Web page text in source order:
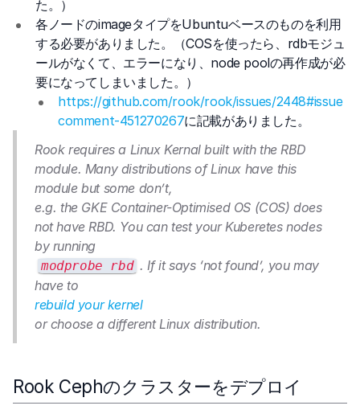
た。）
各ノードのimageタイプをUbuntuベースのものを利用
する必要がありました。（COSを使ったら、rdbモジュ
ールがなくて、エラーになり、node poolの再作成が必
要になってしまいました。）
https://github.com/rook/rook/issues/2448#issue
comment-451270267に記載がありました。
Rook requires a Linux Kernal built with the RBD
module. Many distributions of Linux have this
module but some don’t,
e.g. the GKE Container-Optimised OS (COS) does
not have RBD. You can test your Kuberetes nodes
by running
modprobe rbd . If it says ‘not found’, you may
have to
rebuild your kernel
or choose a different Linux distribution.
Rook Cephのクラスターをデプロイ